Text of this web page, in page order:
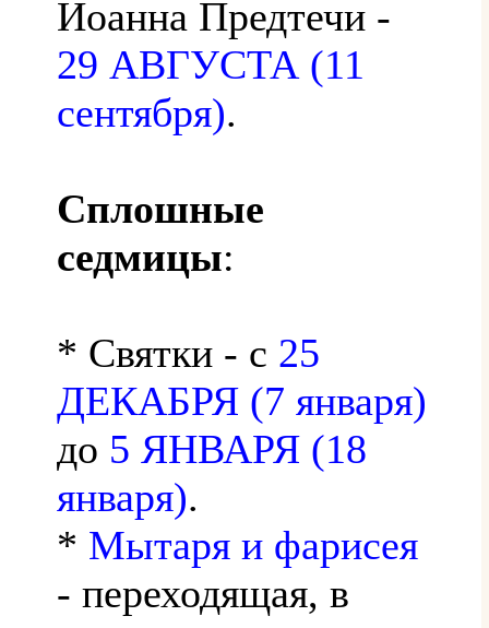
Иоанна Предтечи -
29 АВГУСТА (11
сентября).
Сплошные
седмицы:
* Святки - с 25
ДЕКАБРЯ (7 января)
до 5 ЯНВАРЯ (18
января).
* Мытаря и фарисея
- переходящая, в